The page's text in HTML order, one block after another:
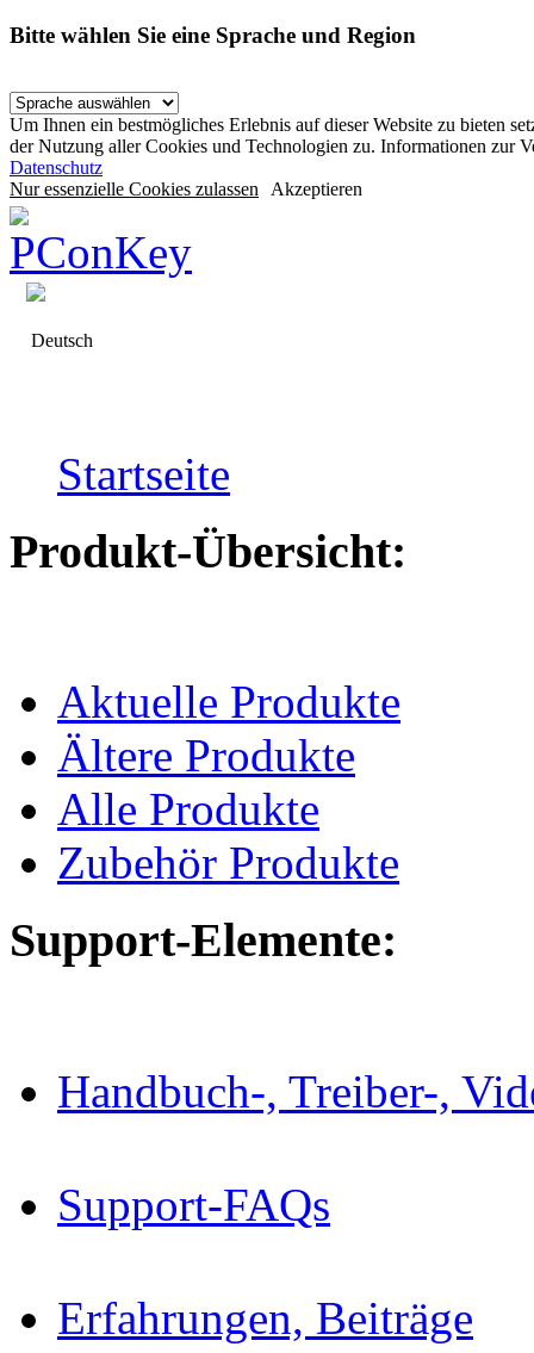
Bitte wählen Sie eine Sprache und Region
Um Ihnen ein bestmögliches Erlebnis auf dieser Website zu bieten
der Nutzung aller Cookies und Technologien zu. Informationen zur
Datenschutz
Nur essenzielle Cookies zulassen Akzeptieren
Deutsch
Startseite
Produkt-Übersicht:
Aktuelle Produkte
Ältere Produkte
Alle Produkte
Zubehör Produkte
Support-Elemente:
Handbuch-, Treiber-,
Support-FAQs
Erfahrungen, Beiträge